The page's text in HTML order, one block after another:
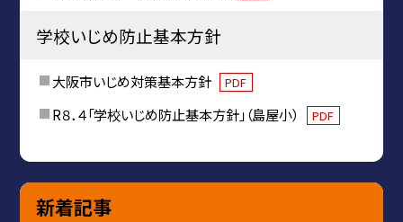
学校いじめ防止基本方針
大阪市いじめ対策基本方針 PDF
R８．４「学校いじめ防止基本方針」（島屋小） PDF
新着記事